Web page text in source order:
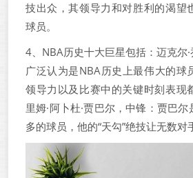
技出众，其领导力和对胜利的渴望
球员。
4、NBA历史十大巨星包括：迈克尔
广泛认为是NBA历史上最伟大的球
领导力以及比赛中的关键时刻表现
里姆·阿卜杜·贾巴尔，中锋：贾巴
多的球员，他的“天勾”绝技让无数对